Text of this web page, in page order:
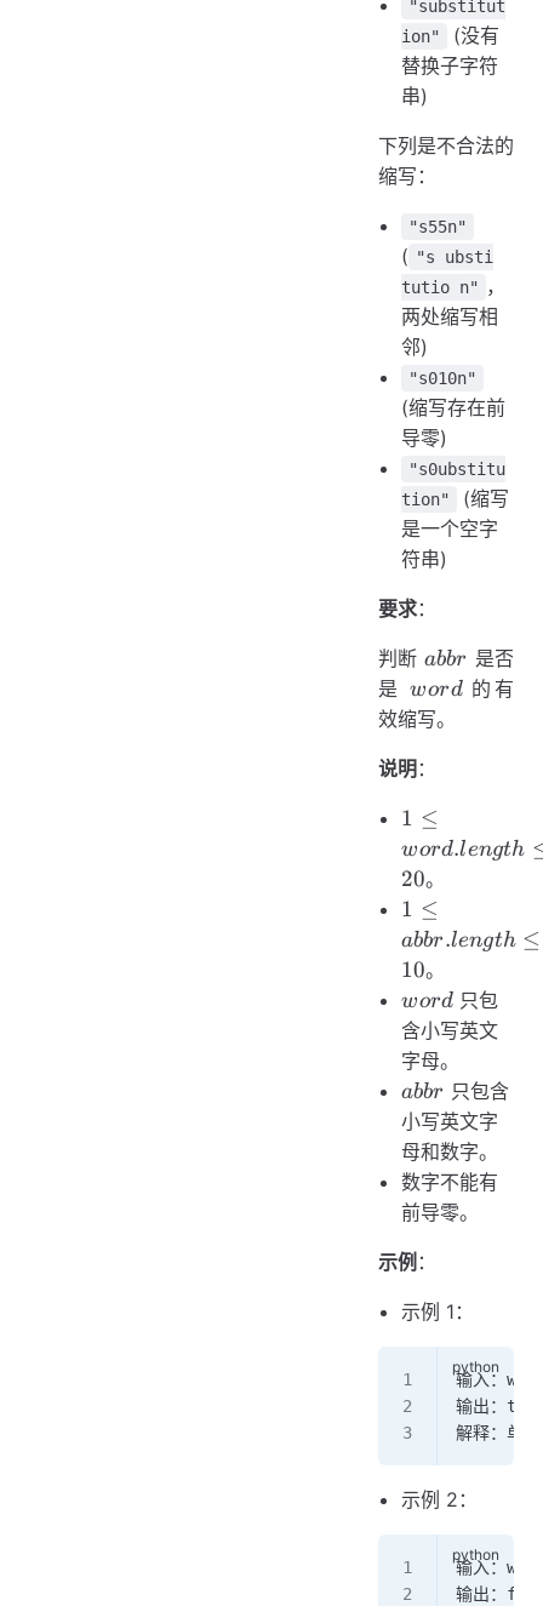
"substitut
ion"
(没有
替换子字符
串)
下列是不合法的
缩写：
"s55n"
( "s ubsti
tutio n"
，
两处缩写相
邻)
"s010n"
(缩写存在前
导零)
"s0ubstitu
tion"
(缩写
是一个空字
符串)
要求：
判断abbr
abbr 是否
是word
word的有
效缩写。
说明：
1 \le
word.length
\le 20
1 ≤
word.length
20。
1 \le
abbr.length
\le 10
1 ≤
abbr.length ≤
10。
word
word 只包
含小写英文
字母。
abbr
abbr 只包含
小写英文字
母和数字。
数字不能有
前导零。
示例 ：
示例 1：
输入：
输出：
解释：单
示例 2：
输入：
输出：